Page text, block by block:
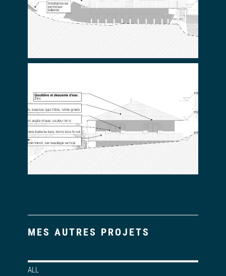
MES AUTRES PROJETS
ALL